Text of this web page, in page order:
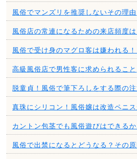
風俗でマンズリを推奨しないその理由
風俗店の常連になるための来店頻度は
風俗で受け身のマグロ客は嫌われる！
高級風俗店で男性客に求められること
脱童貞！風俗で筆下ろしをする際の
真珠にシリコン！風俗嬢は改造ペニ
カントン包茎でも風俗遊びはできるか
風俗で出禁になるとどうなる？その